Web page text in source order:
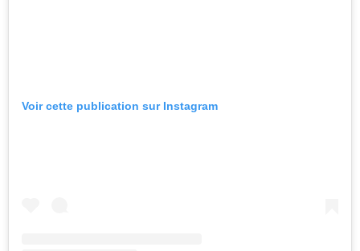
Voir cette publication sur Instagram